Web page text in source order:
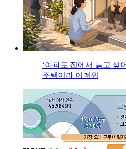
‘아파도 집에서 늙고 싶
주택이라 어려워